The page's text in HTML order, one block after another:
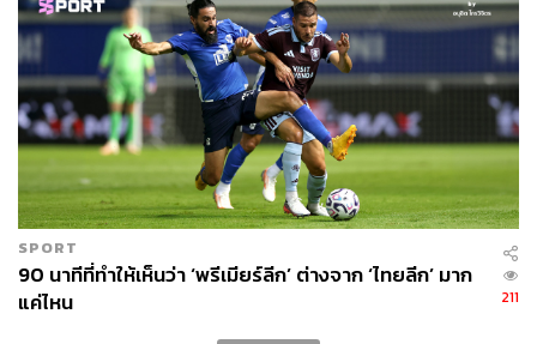
SPORT
90 นาทีที่ทำให้เห็นว่า ‘พรีเมียร์ลีก’ ต่างจาก ‘ไทยลีก’ มาก
แค่ไหน
211